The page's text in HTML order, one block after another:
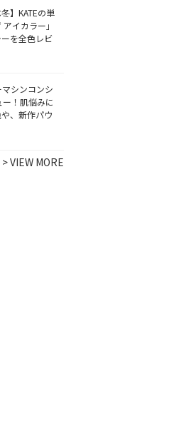
】KATEの単
イカラー」
を全色レビ
マシンコンシ
！肌悩みに
、新作パウ
>VIEW MORE